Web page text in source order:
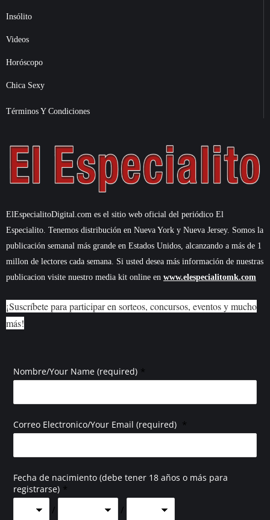
Insólito
Videos
Horóscopo
Chica Sexy
Términos Y Condiciones
ElEspecialitoDigital.com es el sitio web oficial del periódico El
Especialito. Tenemos distribución en Nueva York y Nueva Jersey. Somos la
publicación semanal más grande en Estados Unidos, alcanzando a más de 1
millon de lectores cada semana. Si usted desea más información de nuestras
publicacion visite nuestro media kit online en www.elespecialitomk.com
¡Suscríbete para participar en sorteos, concursos, eventos y mucho
más!
Nombre/Your Name (required) *
Correo Electronico/Your Email (required) *
Fecha de nacimiento (debe tener 18 años o más para
registrarse) *
/ /